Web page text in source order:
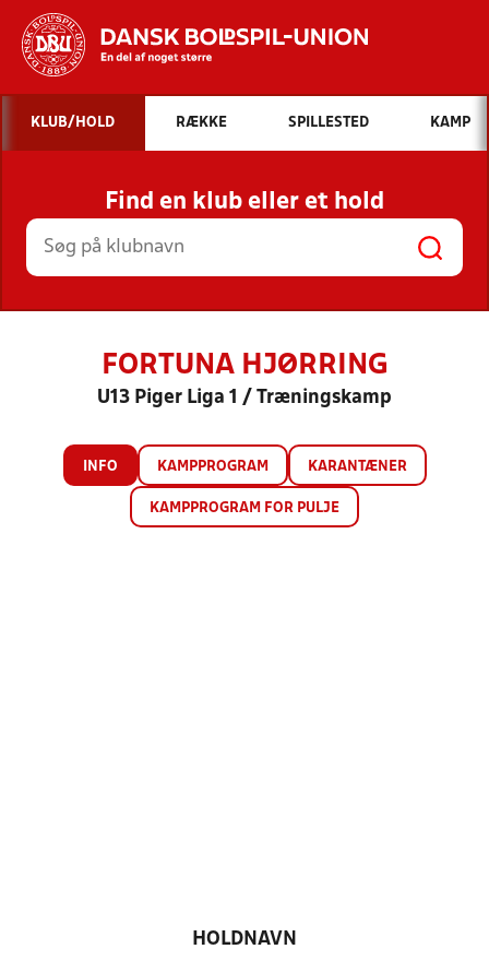
Hvad vil du søge efter?
INDHOLD OG NYHEDER
STILLINGER, RESULTATER, KLUBBER OG
HOLD
KLUB/HOLD RÆKKE SPILLESTED KAMP
Find en klub eller et hold
FORTUNA HJØRRING
U13 Piger Liga 1 / Træningskamp
INFO KAMPPROGRAM KARANTÆNER
KAMPPROGRAM FOR PULJE
HOLDNAVN